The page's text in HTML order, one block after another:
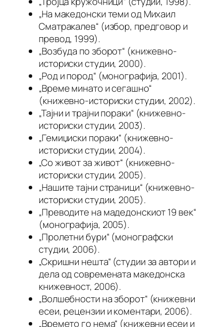
„На македонски теми од Михаил
Сматракалев“ (избор, предговор и
превод, 1999).
„Возбуда по зборот“ (книжевно-
историски студии, 2000).
„Род и пород“ (монографија, 2001).
„Време минато и сегашно“
(книжевно-историски студии, 2002).
„Тајни и трајни пораки“ (книжевно-
историски студии, 2003).
„Гемиџиски пораки“ (книжевно-
историски студии, 2004).
„Со живот за живот“ (книжевно-
историски студии, 2005).
„Нашите тајни страници“ (книжевно-
историски студии, 2005).
„Преводите на мадедонскиот 19 век“
(монографија, 2005).
„Пролетни бури“ (монографски
студии, 2006).
„Скришни нешта“ (студии за автори и
дела од современата македонска
книжевност, 2006).
„Волшебности на зборот“ (книжевни
есеи, рецензии и коментари, 2006).
„Времето го нема“ (книжевни есеи и